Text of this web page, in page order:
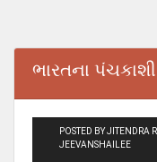
ભારતના
POSTED BY JITENDRA
JEEVANSHAILEE